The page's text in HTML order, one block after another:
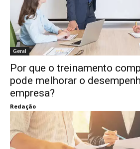
Geral
Por que o treinamento
pode melhorar o
empresa?
Redação